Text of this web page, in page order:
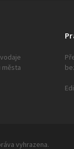
města
vyhrazena.